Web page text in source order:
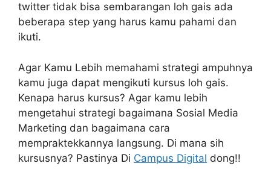
twitter tidak bisa sembarangan loh gais ada
beberapa step yang harus kamu pahami dan
ikuti.
Agar Kamu Lebih memahami strategi ampuhnya
kamu juga dapat mengikuti kursus loh gais.
Kenapa harus kursus? Agar kamu lebih
mengetahui strategi bagaimana Sosial Media
Marketing dan bagaimana cara
mempraktekkannya langsung. Di mana sih
kursusnya? Pastinya Di Campus Digital dong!!